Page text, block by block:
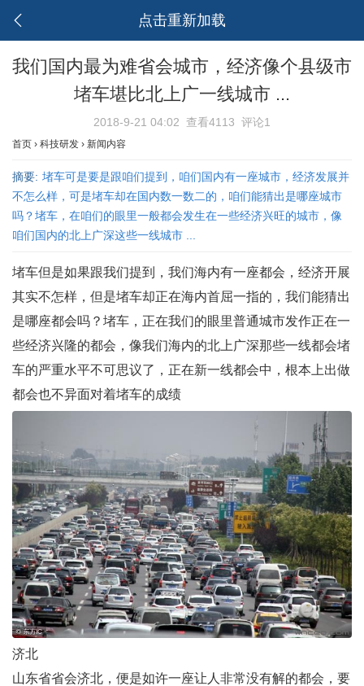
点击重新加载
我们国内最为难省会城市，经济像个县级市
堵车堪比北上广一线城市 ...
2018-9-21 04:02 查看4113 评论1
首页 › 科技研发 › 新闻内容
摘要: 堵车可是要是跟咱们提到，咱们国内有一座城市，经济发展并
不怎么样，可是堵车却在国内数一数二的，咱们能猜出是哪座城市
吗？堵车，在咱们的眼里一般都会发生在一些经济兴旺的城市，像
咱们国内的北上广深这些一线城市 ...
堵车但是如果跟我们提到，我们海内有一座都会，经济开展
其实不怎样，但是堵车却正在海内首屈一指的，我们能猜出
是哪座都会吗？堵车，正在我们的眼里普通城市发作正在一
些经济兴隆的都会，像我们海内的北上广深那些一线都会堵
车的严重水平不可思议了，正在新一线都会中，根本上出做
都会也不异面对着堵车的成绩
济北
山东省省会济北，便是如许一座让人非常没有解的都会，要